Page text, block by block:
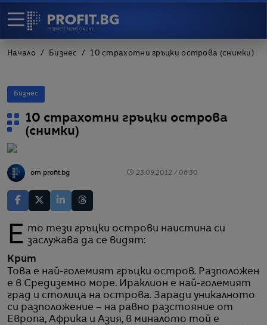
Начало Бизнес 10 страхотни гръцки острова (снимки)
Бизнес
10 страхотни гръцки острова
(снимки)
от profit.bg 23.09.2012 / 06:30
Eто тези гръцки острови наистина си заслужава да се видят:
Крит
Това е най-големият гръцки остров. Разположен
е в Средиземно море. Ираклион е най-големият
град и столица на острова. Заради уникалното
си разположение – на равно разстояние от
Европа, Африка и Азия, в миналото той е